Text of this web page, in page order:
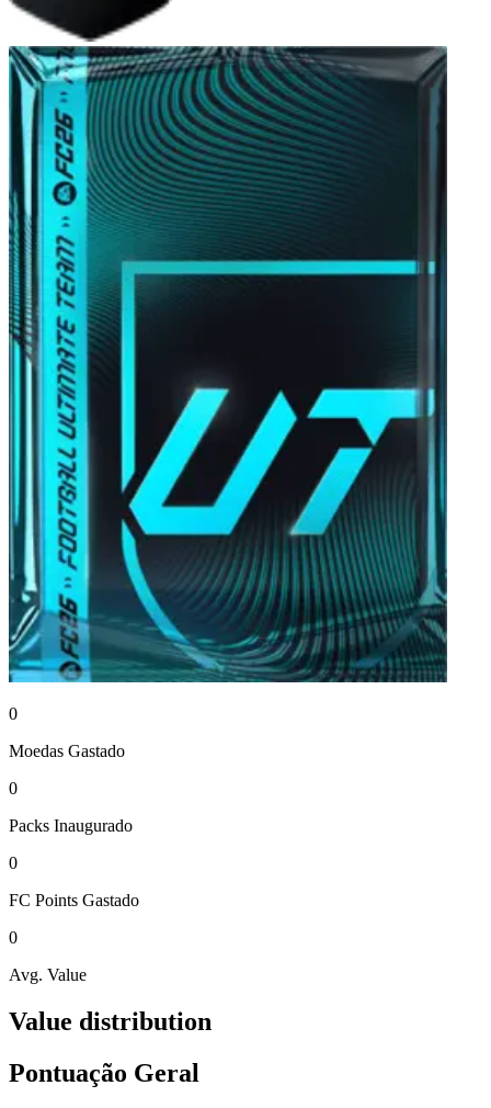
0
Moedas Gastado
0
Packs Inaugurado
0
FC Points Gastado
0
Avg. Value
Value distribution
Pontuação Geral